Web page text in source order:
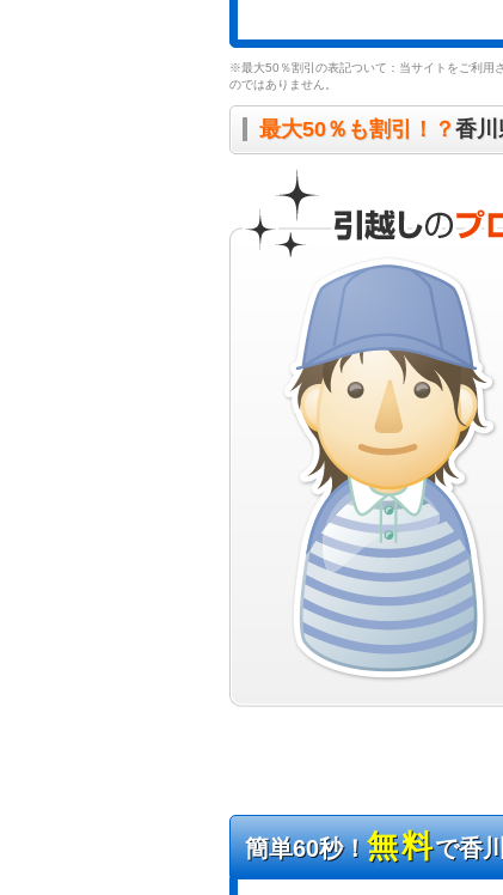
※最大50％割引の表記ついて：当サイトをご利用
のではありません。
最大50％も割引！？香川
簡単60秒！無料で香